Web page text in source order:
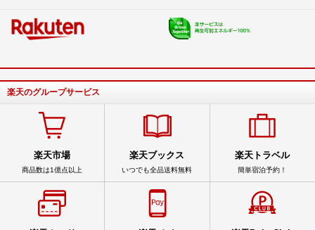
楽天のグループサービス
楽天市場
商品数は1億点以上
楽天ブックス
いつでも全品送料無料
楽天トラベル
簡単宿泊予約！